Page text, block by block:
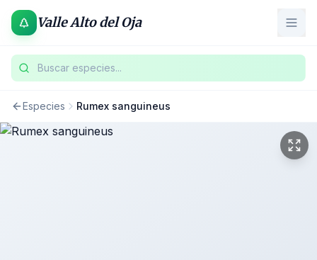
Valle Alto del Oja
Buscar especies...
Especies Rumex sanguineus